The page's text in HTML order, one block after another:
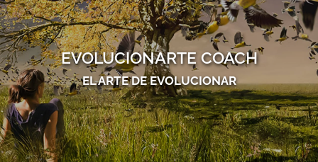
EVOLUCIONARTE COACH
EL ARTE DE EVOLUCIONAR